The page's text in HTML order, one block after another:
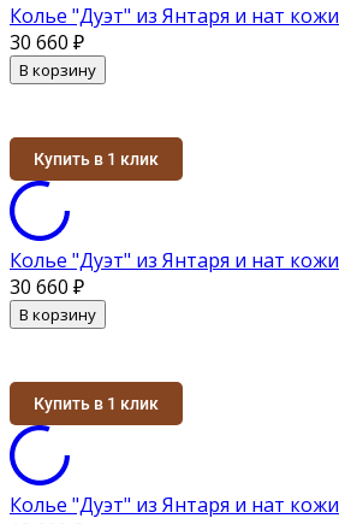
Колье "Дуэт" из Янтаря и нат кожи
30 660 ₽
В корзину
Купить в 1 клик
Колье "Дуэт" из Янтаря и нат кожи
30 660 ₽
В корзину
Купить в 1 клик
Колье "Дуэт" из Янтаря и нат кожи